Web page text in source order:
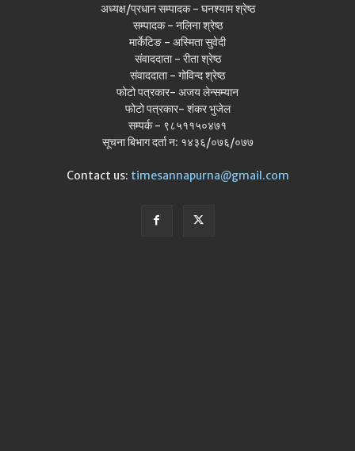
अध्यक्ष/प्रधान सम्पादक - घनश्याम श्रेष्ठ
सम्पादक - नलिना श्रेष्ठ
मार्केटिङ - अस्मिता सुवेदी
संवाददाता - रीता श्रेष्ठ
संवाददाता - गोविन्द श्रेष्ठ
फोटो पत्रकार- अजय लेन्सम्यान
फोटो पत्रकार- शंकर भुजेल
सम्पर्क - ९८५११५०४७१
सूचना बिभाग दर्ता न: १४३६/०७६/०७७
Contact us: timesannapurna@gmail.com